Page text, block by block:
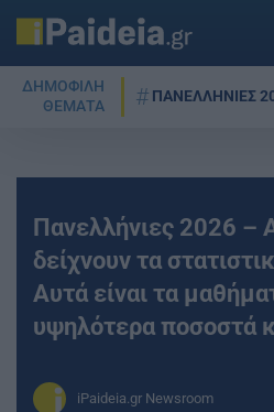
ΔΗΜΟΦΙΛΗ
ΘΕΜΑΤΑ
ΠΑΝΕΛΛΗΝΙΕΣ
Πανελλήνιες 2026 –
δείχνουν τα
Αυτά είναι τα
υψηλότερα ποσοστά
iPaideia.gr Newsroom